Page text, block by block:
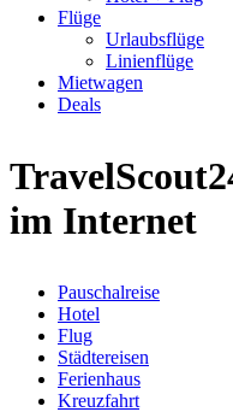
Flüge
Urlaubsflüge
Linienflüge
Mietwagen
Deals
im Internet
Pauschalreise
Hotel
Flug
Städtereisen
Ferienhaus
Kreuzfahrt